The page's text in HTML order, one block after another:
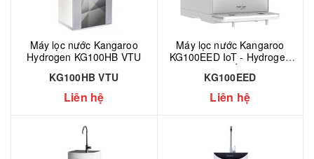
Máy lọc nước Kangaroo
Hydrogen KG100HB VTU
KG100HB VTU
Liên hệ
Máy lọc nước Kangaroo
KG100EED IoT - Hydrogen
ion kiềm
KG100EED
Liên hệ